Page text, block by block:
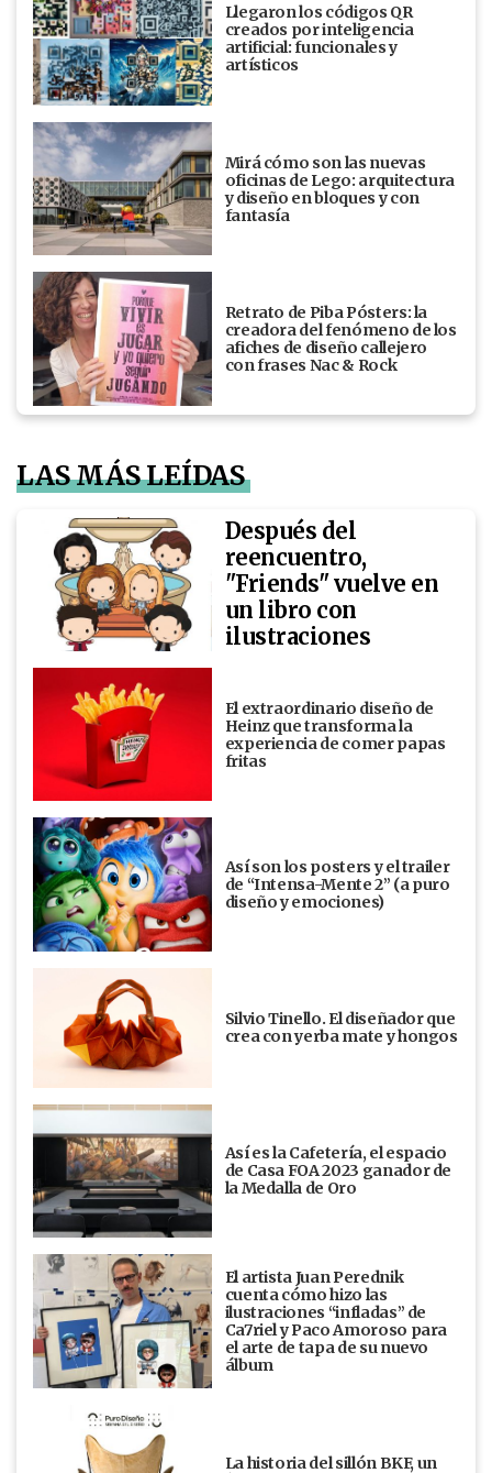
Llegaron los códigos QR
creados por inteligencia
artificial: funcionales y
artísticos
Mirá cómo son las nuevas
oficinas de Lego: arquitectura
y diseño en bloques y con
fantasía
Retrato de Piba Pósters: la
creadora del fenómeno de los
afiches de diseño callejero
con frases Nac & Rock
LAS MÁS LEÍDAS
Después del
reencuentro,
"Friends" vuelve en
un libro con
ilustraciones
El extraordinario diseño de
Heinz que transforma la
experiencia de comer papas
fritas
Así son los posters y el trailer
de “Intensa-Mente 2” (a puro
diseño y emociones)
Silvio Tinello. El diseñador que
crea con yerba mate y hongos
Así es la Cafetería, el espacio
de Casa FOA 2023 ganador de
la Medalla de Oro
El artista Juan Perednik
cuenta cómo hizo las
ilustraciones “infladas” de
Ca7riel y Paco Amoroso para
el arte de tapa de su nuevo
álbum
La historia del sillón BKF, un